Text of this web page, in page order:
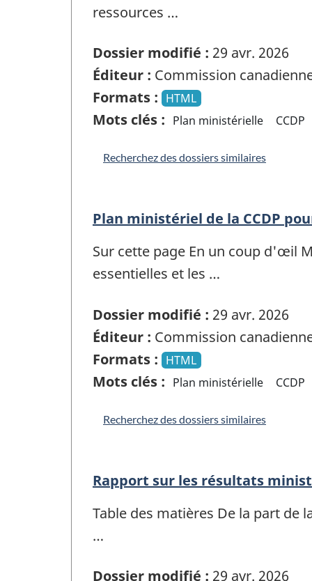
ressources …
Dossier modifié : 29 avr. 2026
Éditeur : Commission
Formats : HTML
Mots clés : Plan ministérielle CCDP
Recherchez des dossiers similaires
Plan ministériel de la CCDP
Sur cette page En un coup d'œil
essentielles et les …
Dossier modifié : 29 avr. 2026
Éditeur : Commission
Formats : HTML
Mots clés : Plan ministérielle CCDP
Recherchez des dossiers similaires
Rapport sur les résultats
Table des matières De la part de
…
Dossier modifié : 29 avr. 2026